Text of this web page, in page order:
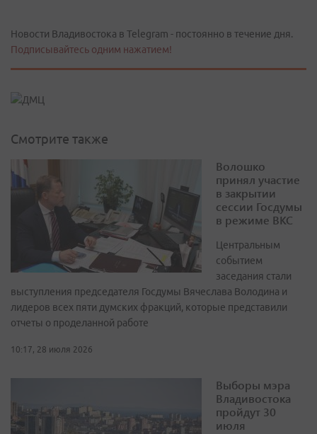
Новости Владивостока в Telegram - постоянно в течение дня.
Подписывайтесь одним нажатием!
Смотрите также
Волошко
принял участие
в закрытии
сессии Госдумы
в режиме ВКС
Центральным
событием
заседания стали
выступления председателя Госдумы Вячеслава Володина и
лидеров всех пяти думских фракций, которые представили
отчеты о проделанной работе
10:17, 28 июля 2026
Выборы мэра
Владивостока
пройдут 30
июля